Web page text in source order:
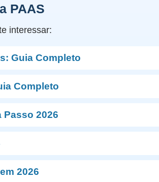
PAAS
interessar:
Guia Completo
Completo
Passo 2026
2026